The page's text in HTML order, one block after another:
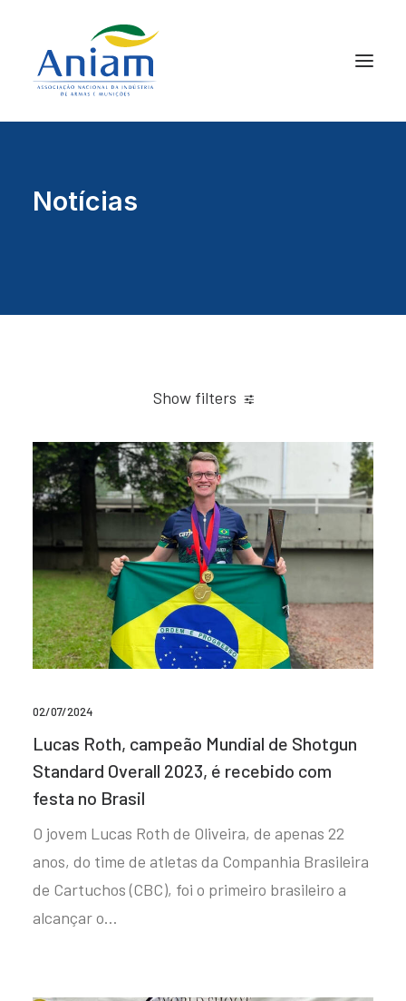
Notícias
Show filters
02/07/2024
Lucas Roth, campeão Mundial de Shotgun
Standard Overall 2023, é recebido com
festa no Brasil
O jovem Lucas Roth de Oliveira, de apenas 22
anos, do time de atletas da Companhia Brasileira
de Cartuchos (CBC), foi o primeiro brasileiro a
alcançar o…